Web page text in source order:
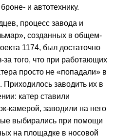
и автотехнику.
процесс завода и
созданных в общем-
1174, был достаточно
того, что при работающих
просто не «попадали» в
заводить их в
катер ставили
камерой, заводили на него
выбирались при помощи
на площадке в носовой